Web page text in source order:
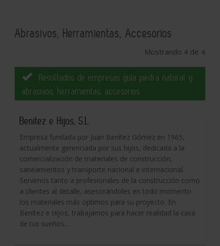
Abrasivos, Herramientas, Accesorios
Mostrando 4 de 4
Resultados de empresas guía piedra natural y
abrasivos, herramientas, accesorios:
Benitez e Hijos, S.L.
Empresa fundada por Juan Benítez Gómez en 1965,
actualmente gerenciada por sus hijos, dedicada a la
comercialización de materiales de construcción,
saneamientos y transporte nacional e internacional.
Servimos tanto a profesionales de la construcción como
a clientes al detalle, asesorándoles en todo momento
los materiales más optimos para su proyecto. En
Benítez e Hijos, trabajamos para hacer realidad la casa
de tus sueños...